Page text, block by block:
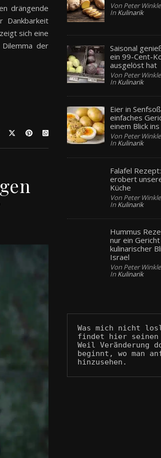
drängende
Dankbarkeit
sich eine
der
Von Peter
In Kulinarik
Saisonal
ein 99-Cent-
ausgelöst hat
Von Peter
In Kulinarik
Eier in
einfaches
einem Blick
Von Peter
In Kulinarik
Falafel
erobert
Küche
Von Peter
In Kulinarik
Hummus
nur ein Gericht
kulinarischer
Israel
Von Peter
In Kulinarik
Was mich nicht
findet hier seinen
Weil Veränderung
beginnt, wo man
hinzusehen.